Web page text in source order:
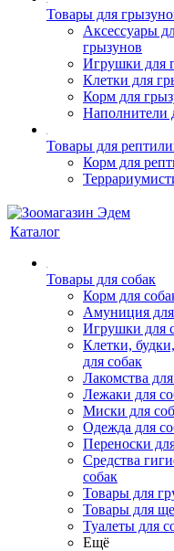
Товары для
Аксессуары
грызунов
Игрушки для
Клетки для
Корм для
Наполнители
Товары для
Корм для
Каталог
Товары для собак
Корм для
Амуниция для
Игрушки для
Клетки,
для собак
Лакомства
Лежаки для
Миски для
Одежда для
Переноски
Средства
собак
Товары для
Товары для
Туалеты для
Ещё